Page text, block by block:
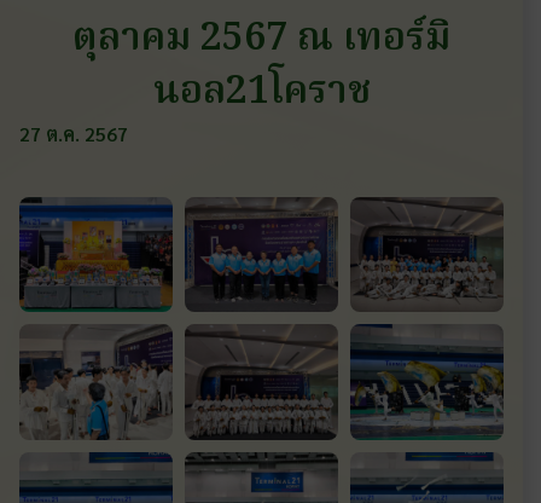
ตุลาคม 2567 ณ เทอร์มิ
นอล21โคราช
27 ต.ค. 2567